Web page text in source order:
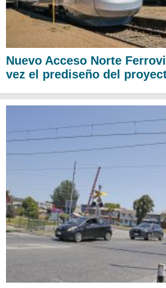
Nuevo Acceso Norte
vez el prediseño del